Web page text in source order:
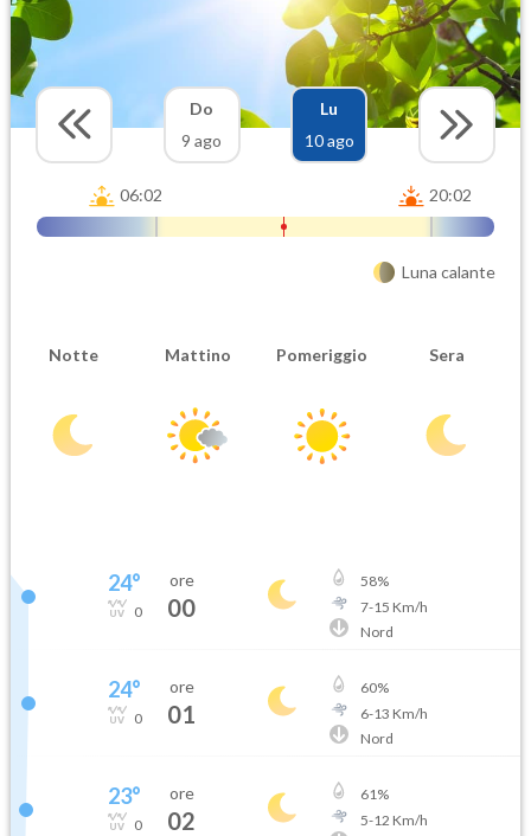
Do
9 ago
Lu
10 ago
06:02 20:02
Luna calante
Notte Mattino Pomeriggio Sera
24°
0
ore
00
58%
7-15 Km/h
Nord
24°
0
ore
01
60%
6-13 Km/h
Nord
23°
0
ore
02
61%
5-12 Km/h